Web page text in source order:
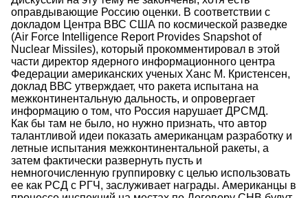
оправдывающие Россию оценки. В соответствии с
докладом Центра ВВС США по космической разведке
(Air Force Intelligence Report Provides Snapshot of
Nuclear Missiles), который прокомментировал в этой
части директор ядерного информационного центра
Федерации американских ученых Ханс М. Кристенсен,
доклад ВВС утверждает, что ракета испытана на
межконтинентальную дальность, и опровергает
информацию о том, что Россия нарушает ДРСМД.
Как бы там не было, но нужно признать, что автор
талантливой идеи показать американцам разработку и
летные испытания межконтинентальной ракеты, а
затем фактически развернуть пусть и
немногочисленную группировку с целью использовать
ее как РСД с РГЧ, заслуживает награды. Американцы в